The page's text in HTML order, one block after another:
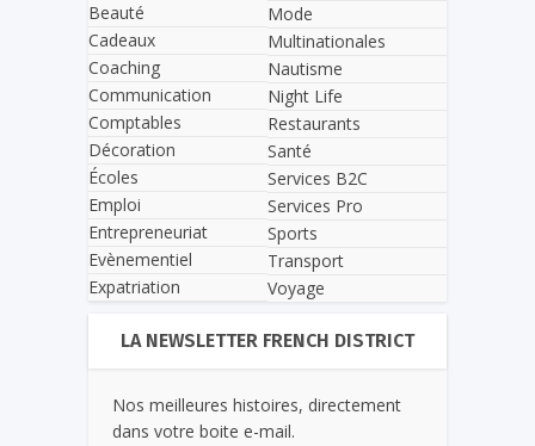
Beauté
Cadeaux
Coaching
Communication
Comptables
Décoration
Écoles
Emploi
Entrepreneuriat
Evènementiel
Expatriation
Mode
Multinationales
Nautisme
Night Life
Restaurants
Santé
Services B2C
Services Pro
Sports
Transport
Voyage
LA NEWSLETTER FRENCH DISTRICT
Nos meilleures histoires, directement
dans votre boite e-mail.